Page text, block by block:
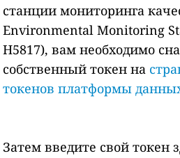
станции мониторинга
Environmental Monitoring
H5817), вам необходимо
собственный токен на
токенов платформы
Затем введите свой токен